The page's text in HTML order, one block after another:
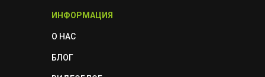
ИНФОРМАЦИЯ
О НАС
БЛОГ